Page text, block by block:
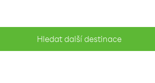
Hledat další destinace